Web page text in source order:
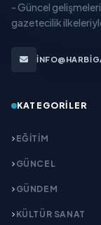
- Güncel
gazetecilik
KATEGORILER
EĞITIM
GÜNCEL
GÜNDEM
KÜLTÜR SANAT